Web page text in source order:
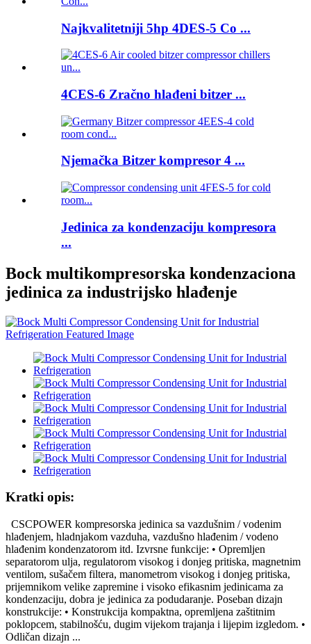
Najkvalitetniji 5hp 4DES-5 Co ...
4CES-6 Zračno hlađeni bitzer ...
Njemačka Bitzer kompresor 4 ...
Jedinica za kondenzaciju kompresora
...
Bock multikompresorska kondenzaciona
jedinica za industrijsko hlađenje
Kratki opis:
CSCPOWER kompresorska jedinica sa vazdušnim / vodenim
hlađenjem, hladnjakom vazduha, vazdušno hlađenim / vodeno
hlađenim kondenzatorom itd. Izvrsne funkcije: • Opremljen
separatorom ulja, regulatorom visokog i donjeg pritiska, magnetnim
ventilom, sušačem filtera, manometrom visokog i donjeg pritiska,
prijemnikom velike zapremine i visoko efikasnim jedinicama za
kondenzaciju, dobra je jedinica za podudaranje. Poseban dizajn
konstrukcije: • Konstrukcija kompaktna, opremljena zaštitnim
poklopcem, stabilnošću, dugim vijekom trajanja i lijepim izgledom. •
Odličan dizajn ...